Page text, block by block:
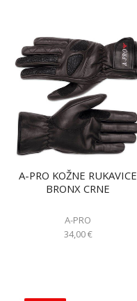
A-PRO KOŽNE RUKAVICE
BRONX CRNE
A-PRO
34,00€